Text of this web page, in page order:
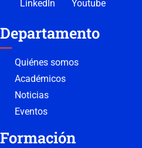
LinkedIn Youtube
Departamento
Quiénes somos
Académicos
Noticias
Eventos
Formación